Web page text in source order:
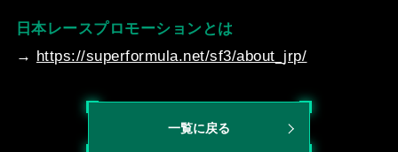
⽇本レースプロモーションとは
→ https://superformula.net/sf3/about_jrp/
一覧に戻る